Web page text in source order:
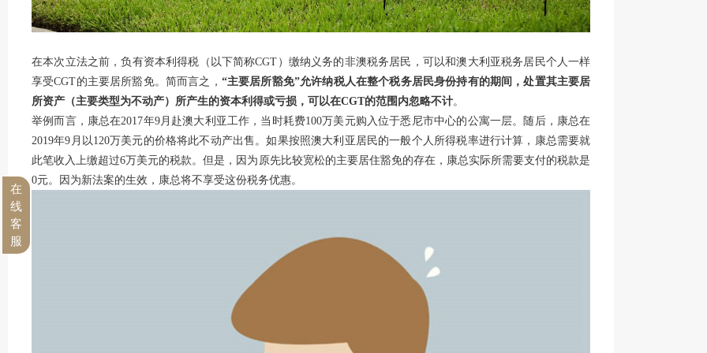
在本次立法之前，负有资本利得税（以下简称CGT）缴纳义务的非澳税务居民，可以和澳大利亚税务居民个人一样
享受CGT的主要居所豁免。简而言之， “主要居所豁免”允许纳税人在整个税务居民身份持有的期间，处置其主要居
所资产（主要类型为不动产）所产生的资本利得或亏损，可以在CGT的范围内忽略不计。
举例而言，康总在2017年9月赴澳大利亚工作，当时耗费100万美元购入位于悉尼市中心的公寓一层。随后，康总在
2019年9月以120万美元的价格将此不动产出售。如果按照澳大利亚居民的一般个人所得税率进行计算，康总需要就
此笔收入上缴超过6万美元的税款。但是，因为原先比较宽松的主要居住豁免的存在，康总实际所需要支付的税款是
0元。因为新法案的生效，康总将不享受这份税务优惠。
在
线
客
服